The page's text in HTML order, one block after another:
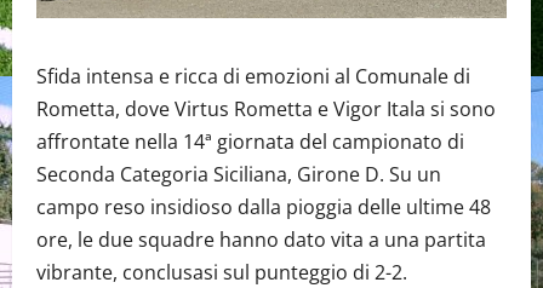
Sfida intensa e ricca di emozioni al Comunale di
Rometta, dove Virtus Rometta e Vigor Itala si sono
affrontate nella 14ª giornata del campionato di
Seconda Categoria Siciliana, Girone D. Su un
campo reso insidioso dalla pioggia delle ultime 48
ore, le due squadre hanno dato vita a una partita
vibrante, conclusasi sul punteggio di 2-2.